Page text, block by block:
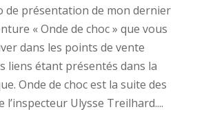
de présentation de mon dernier
« Onde de choc » que vous
dans les points de vente
liens étant présentés dans la
Onde de choc est la suite des
l’inspecteur Ulysse Treilhard....